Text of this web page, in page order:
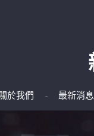
於我們 最新消息